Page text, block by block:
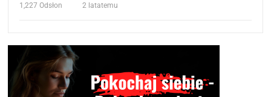
1,227 Odsłon 2 latatemu